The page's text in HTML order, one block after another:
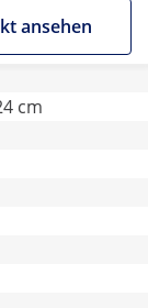
ansehen
cm